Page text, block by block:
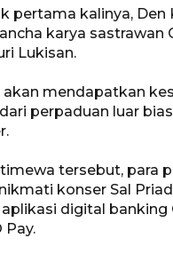
pertama kalinya,
karya
Lukisan.
akan mendapatkan
perpaduan luar
tersebut, para
konser Sal
digital banking
Pay.